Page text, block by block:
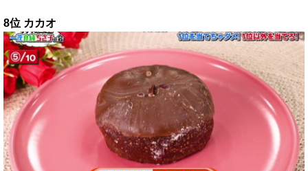
8位 カカオ